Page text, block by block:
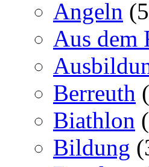
Angeln
Aus dem
Berreuth
Biathlon
Bildung